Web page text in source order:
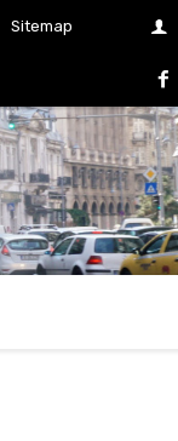
Sitemap